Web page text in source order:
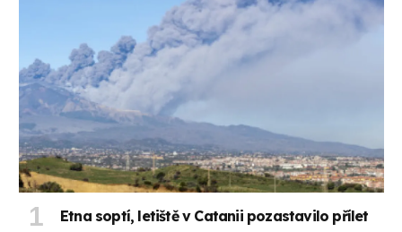
Etna soptí, letiště v Catanii pozastavilo přílet